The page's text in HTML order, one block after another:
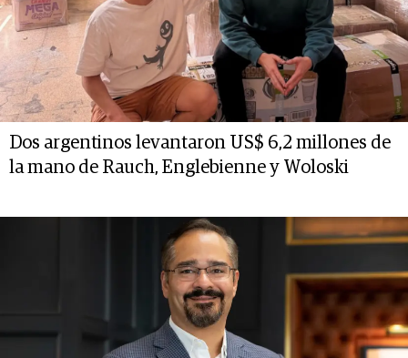
Dos argentinos levantaron US$ 6,2 millones de
la mano de Rauch, Englebienne y Woloski